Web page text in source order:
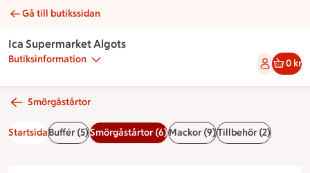
Smörgåstårta surf & turf | Catering Ica Supermarket Algots
Gå till butikssidan
Ica Supermarket Algots
Butiksinformation 0 kr
Smörgåstårtor
StartsidaBuffér (5)Smörgåstårtor (6)Mackor (9)Tillbehör (2)